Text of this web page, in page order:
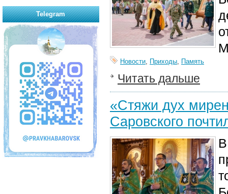
Новости, Приходы, Память
Читать дальше
«Стяжи дух
Саровского
Telegram